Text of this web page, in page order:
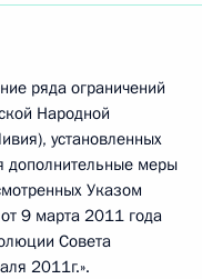
ряда ограничений
Народной
установленных
дополнительные меры
Указом
9 марта 2011 года
Совета
2011г.».